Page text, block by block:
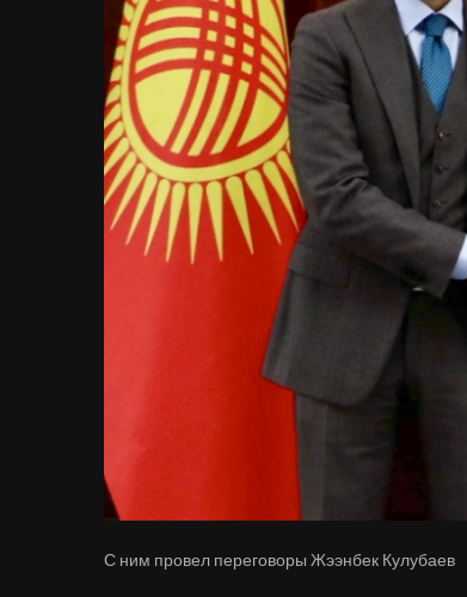
С ним провел переговоры Жээнбек Кулубаев